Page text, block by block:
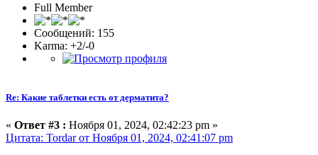
Full Member
Сообщений: 155
Karma: +2/-0
Re: Какие таблетки есть от дерматита?
« Ответ #3 : Ноября 01, 2024, 02:42:23 pm »
Цитата: Tordar от Ноября 01, 2024, 02:41:07 pm